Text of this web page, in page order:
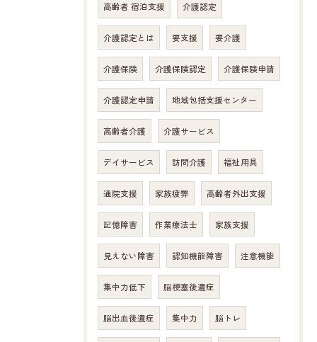
高齢者 宿泊支援 介護認定
介護認定とは 要支援 要介護
介護保険 介護保険認定 介護保険申請
介護認定申請 地域包括支援センター
高齢者介護 介護サービス
デイサービス 訪問介護 福祉用具
通院支援 家族疲弊 高齢者外出支援
記憶障害 作業療法士 家族支援
見えない障害 認知機能障害 注意機能
集中力低下 脳梗塞後遺症
脳出血後遺症 集中力 脳トレ
お問い合わせはこちら